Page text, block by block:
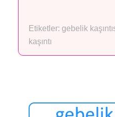
Etiketler: gebelik
kaşıntı